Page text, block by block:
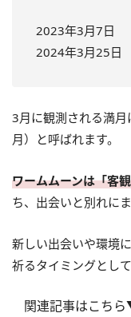
2023年3月7日
2024年3月25日
3月に観測される満
月）と呼ばれます。
ワームムーンは「客
ち、出会いと別れに
新しい出会いや環境
祈るタイミングとし
関連記事はこち